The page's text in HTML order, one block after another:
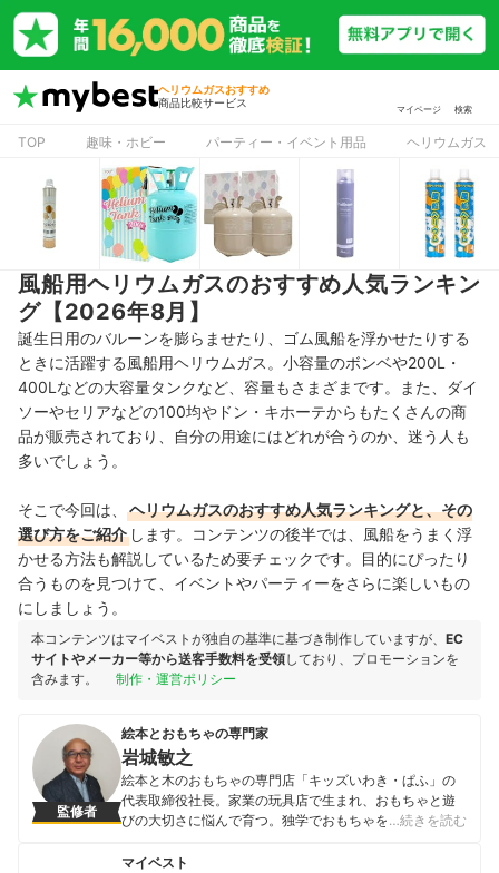
ヘリウムガスおすすめ
商品比較サービス
マイページ 検索
TOP 趣味・ホビー パーティー・イベント用品 ヘリウムガス
風船用ヘリウムガスのおすすめ人気ランキン
グ【2026年8月】
誕生日用のバルーンを膨らませたり、ゴム風船を浮かせたりする
ときに活躍する風船用ヘリウムガス。小容量のボンベや200L・
400Lなどの大容量タンクなど、容量もさまざまです。また、ダイ
ソーやセリアなどの100均やドン・キホーテからもたくさんの商
品が販売されており、自分の用途にはどれが合うのか、迷う人も
多いでしょう。
そこで今回は、 ヘリウムガスのおすすめ人気ランキングと、その
選び方をご紹介 します。コンテンツの後半では、風船をうまく浮
かせる方法も解説しているため要チェックです。目的にぴったり
合うものを見つけて、イベントやパーティーをさらに楽しいもの
にしましょう。
本コンテンツはマイベストが独自の基準に基づき制作していますが、 EC
サイトやメーカー等から送客手数料を受領しており、プロモーションを
含みます。
制作・運営ポリシー
監修者
絵本とおもちゃの専門家
岩城敏之
絵本と木のおもちゃの専門店「キッズいわき・ぱふ」の
代表取締役社長。家業の玩具店で生まれ、おもちゃと遊
びの大切さに悩んで育つ。独学でおもちゃを学び、ドイ
遅れていた幼児教育とおもちゃの関係を研究。1987年に
…続きを読む
マイベスト